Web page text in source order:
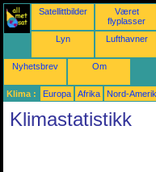
Satellittbilder
Været
flyplasser
Lyn Lufthavner
Nyhetsbrev Om
Klima : Europa Afrika Nord-
Klimastatistikk